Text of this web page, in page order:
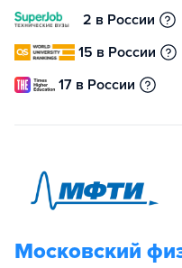
2 в России
15 в России
17 в России
Московский